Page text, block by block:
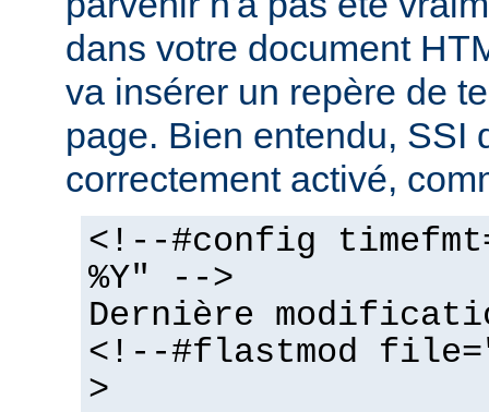
dans votre document
va insérer un repère de
page. Bien entendu, SSI
correctement activé,
<!--#config
%Y" -->
Dernière
<!--#flastmod
>